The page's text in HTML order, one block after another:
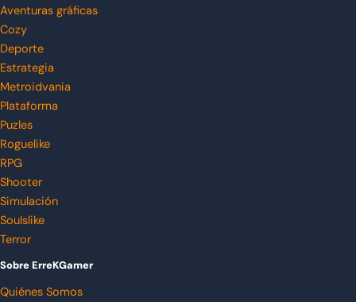
Aventuras gráficas
Cozy
Deporte
Estrategia
Metroidvania
Plataforma
Puzles
Roguelike
RPG
Shooter
Simulación
Soulslike
Terror
Sobre ErreKGamer
Quiénes Somos